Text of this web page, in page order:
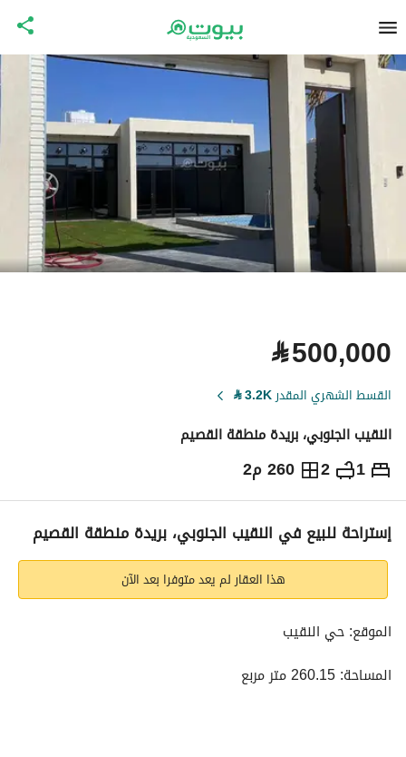
⃁500,000
القسط الشهري المقدر3.2K
⃁
النقيب الجنوبي، بريدة منطقة القصيم
1
2 260 م2 ⃁
500,000
التفاصيل معلومات ترخيص الإعلان حاسبة التمويل
إستراحة للبيع في النقيب الجنوبي، بريدة منطقة القصيم
هذا العقار لم يعد متوفرا بعد الآن
الموقع: حي النقيب
المساحة: 260.15 متر مربع